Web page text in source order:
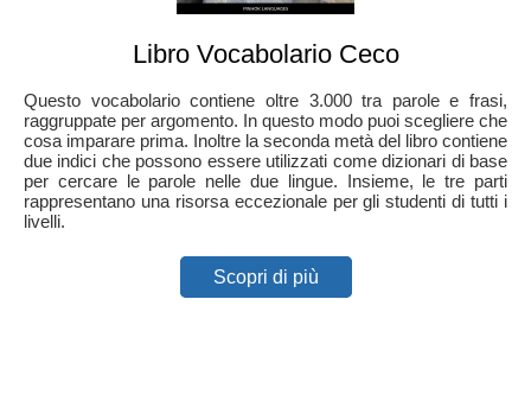
Libro Vocabolario Ceco
Questo vocabolario contiene oltre 3.000 tra parole e frasi,
raggruppate per argomento. In questo modo puoi scegliere che
cosa imparare prima. Inoltre la seconda metà del libro contiene
due indici che possono essere utilizzati come dizionari di base
per cercare le parole nelle due lingue. Insieme, le tre parti
rappresentano una risorsa eccezionale per gli studenti di tutti i
livelli.
Scopri di più